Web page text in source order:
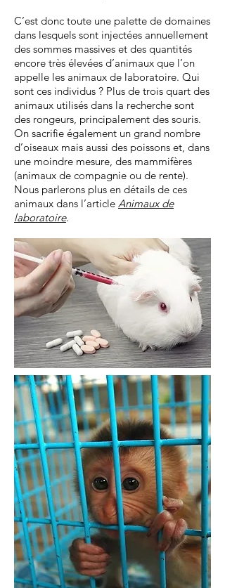
C’est donc toute une palette de domaines
dans lesquels sont injectées annuellement
des sommes massives et des quantités
encore très élevées d’animaux que l’on
appelle les animaux de laboratoire. Qui
sont ces individus ? Plus de trois quart des
animaux utilisés dans la recherche sont
des rongeurs, principalement des souris.
On sacrifie également un grand nombre
d’oiseaux mais aussi des poissons et, dans
une moindre mesure, des mammifères
(animaux de compagnie ou de rente).
Nous parlerons plus en détails de ces
animaux dans l’article Animaux de
laboratoire.